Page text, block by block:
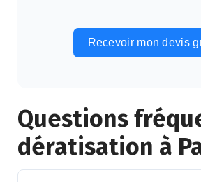
Recevoir mon devis
Questions
dératisation à